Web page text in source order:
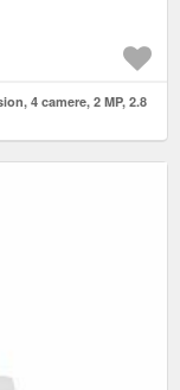
4 camere, 2 MP, 2.8